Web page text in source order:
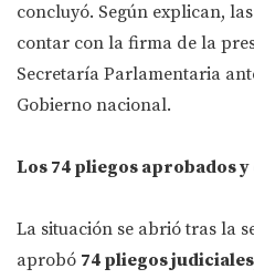
concluyó. Según explican,
contar con la firma de la
Secretaría Parlamentaria
Gobierno nacional.
Los 74 pliegos aprobados
La situación se abrió tras la
aprobó 74 pliegos judiciales